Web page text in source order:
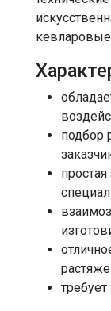
подбор